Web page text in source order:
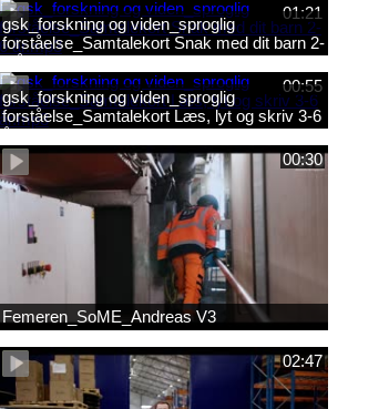
01:21
gsk_forskning og viden_sproglig
forståelse_Samtalekort Snak med dit barn 2-
6 år.mp3
00:55
gsk_forskning og viden_sproglig
forståelse_Samtalekort Læs, lyt og skriv 3-6
år.mp3
00:30
Femeren_SoME_Andreas V3
02:47